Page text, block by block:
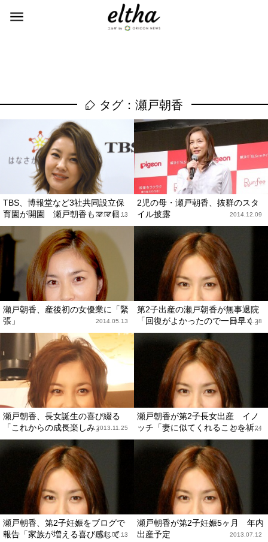
タグ：瀬戸朝香
TBS、博報堂など3社共同設立保
育園が開園 瀬戸朝香もママ目...
2018.03.13
2児の母・瀬戸朝香、抜群のスタ
イル披露
2014.12.09
瀬戸朝香、産後初の女優業に「緊
張」
2014.05.13
第2子出産の瀬戸朝香が無事退院
「回復がよかったので一日早く」
2013.11.28
瀬戸朝香、長女誕生の喜び綴る
「これからの成長楽しみ」2013.11.25
瀬戸朝香が第2子長女出産 イノ
ッチ「妻に似てくれることを祈...
2013.11.24
瀬戸朝香、第2子妊娠をブログで
報告「家族が増える喜び感じて...
2013.07.13
瀬戸朝香が第2子妊娠5ヶ月 年内
出産予定
2013.07.12